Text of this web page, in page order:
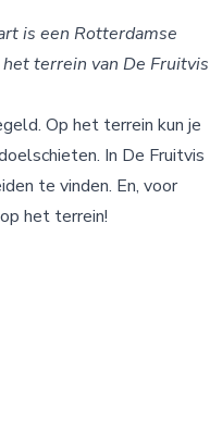
is een Rotterdamse
terrein van De Fruitvis
Op het terrein kun je
In De Fruitvis
te vinden. En, voor
het terrein!